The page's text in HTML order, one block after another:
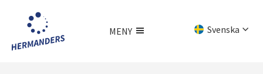
huvudinnehållet
Svenska
MENY